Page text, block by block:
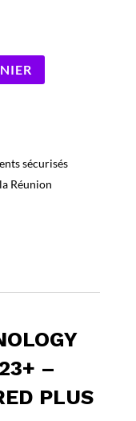
sécurisés
Réunion
–
PLUS